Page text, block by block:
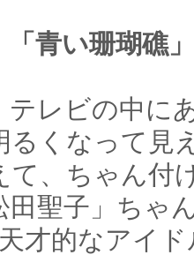
青い珊瑚礁
テレビの中に
るくなって見
て、ちゃん付
田聖子」ちゃ
才的なアイ